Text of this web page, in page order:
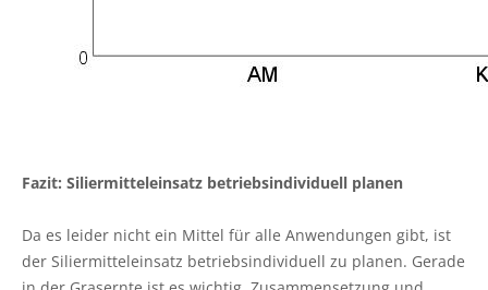
Fazit: Siliermitteleinsatz betriebsindividuell planen
Da es leider nicht ein Mittel für alle Anwendungen gibt, ist
der Siliermitteleinsatz betriebsindividuell zu planen. Gerade